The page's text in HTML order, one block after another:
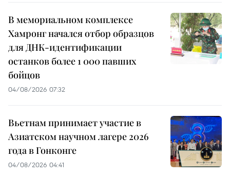
В мемориальном комплексе
Хамронг начался отбор образцов
для ДНК-идентификации
останков более 1 000 павших
бойцов
04/08/2026 07:32
Вьетнам принимает участие в
Азиатском научном лагере 2026
года в Гонконге
04/08/2026 04:41